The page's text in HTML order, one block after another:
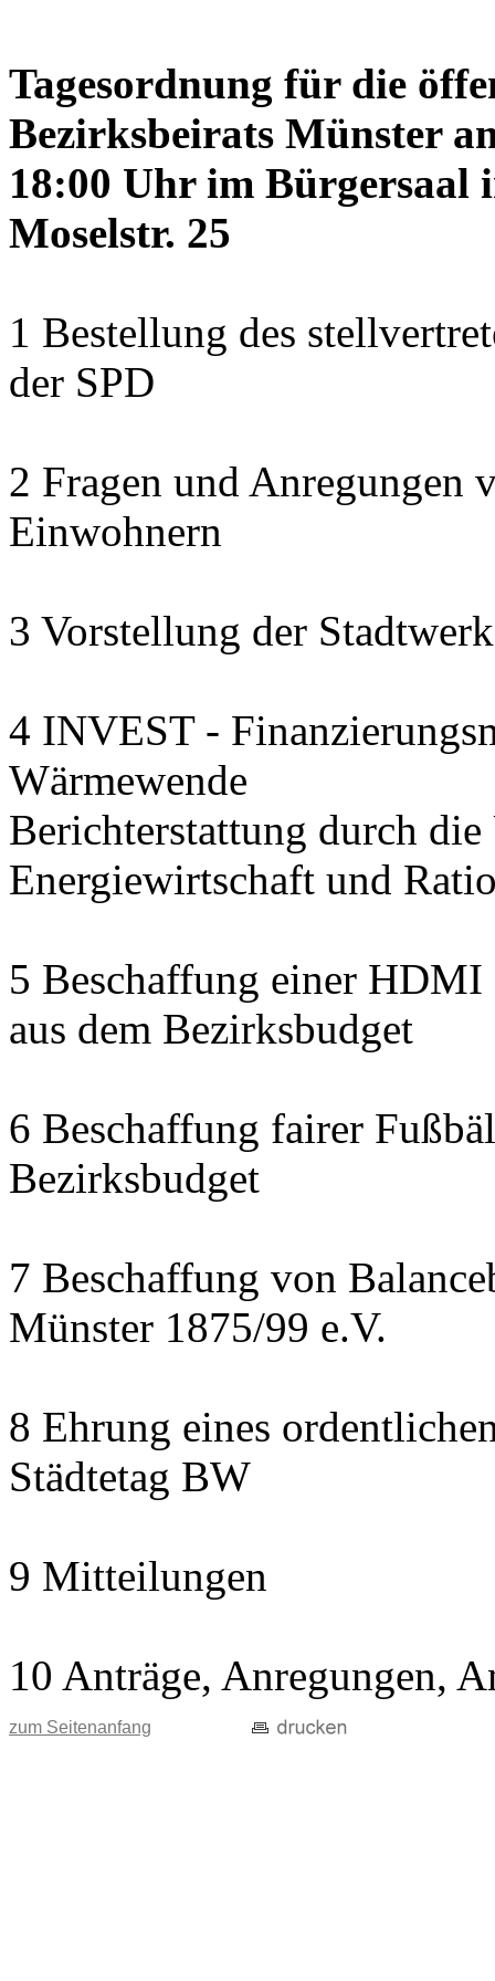
Tagesordnung für die
Bezirksbeirats Münster
18:00 Uhr im
Moselstr. 25
1 Bestellung des
der SPD
2 Fragen und Anregungen
Einwohnern
3 Vorstellung der
4 INVEST -
Wärmewende
Berichterstattung durch
Energiewirtschaft und
5 Beschaffung einer
aus dem Bezirksbudget
6 Beschaffung fairer
Bezirksbudget
7 Beschaffung von
Münster 1875/99 e.V.
8 Ehrung eines
Städtetag BW
9 Mitteilungen
10 Anträge, Anregungen,
zum Seitenanfang